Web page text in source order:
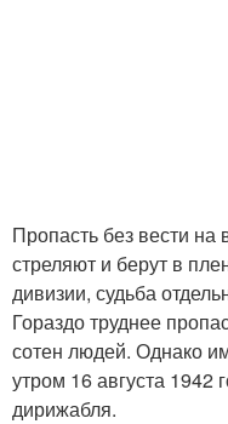
Пропасть без вести
стреляют и берут в
дивизии, судьба
Гораздо труднее
сотен людей. Однако
утром 16 августа 1942
дирижабля.